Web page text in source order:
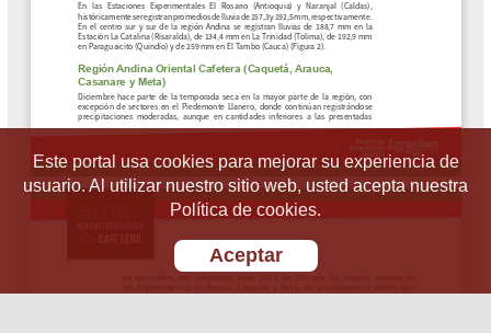
Este portal usa cookies para mejorar su experiencia de
usuario. Al utilizar nuestro sitio web, usted acepta nuestra
Política de cookies.
Aceptar